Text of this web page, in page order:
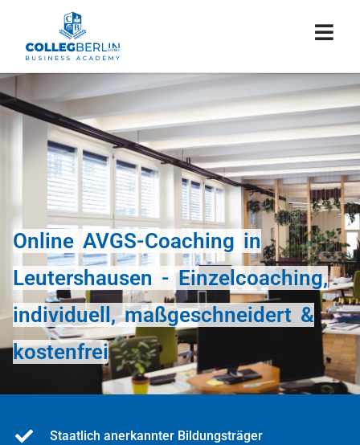
Online AVGS-Coaching in
Leutershausen - Einzelcoaching,
individuell, maßgeschneidert &
kostenfrei
Staatlich anerkannter Bildungsträger